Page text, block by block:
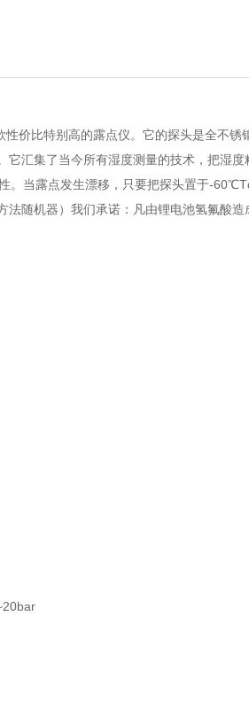
价比特别高的露点仪。它的探头是全不
汇集了当今所有湿度测量的技术，把湿
。当露点发生漂移，只要把探头置于-
随机器）我们承诺：凡由锂电池氢氟酸